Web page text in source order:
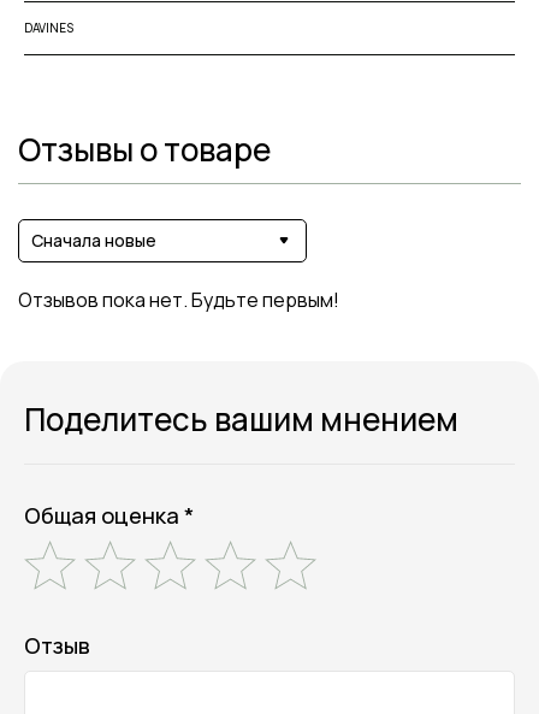
DAVINES
Отзывы о товаре
Сначала новые
Отзывов пока нет. Будьте первым!
Поделитесь вашим мнением
Общая оценка *
Отзыв